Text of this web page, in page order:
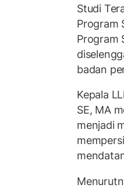
Studi
Program
Program
badan
Kepala
SE, MA
menjadi